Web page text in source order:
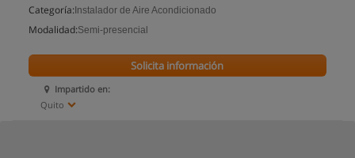
Categoría: Instalador de Aire Acondicionado
Modalidad:Semi-presencial
Impartido en:
Quito
Solicita información